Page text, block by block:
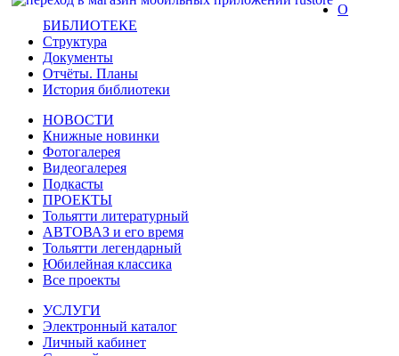
О
БИБЛИОТЕКЕ
Структура
Документы
Отчёты. Планы
История библиотеки
НОВОСТИ
Книжные новинки
Фотогалерея
Видеогалерея
Подкасты
ПРОЕКТЫ
Тольятти литературный
АВТОВАЗ и его время
Тольятти легендарный
Юбилейная классика
Все проекты
УСЛУГИ
Электронный каталог
Личный кабинет